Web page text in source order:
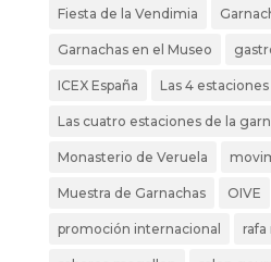
Fiesta de la Vendimia
Garnachas en el Museo
ICEX España Las 4
Las cuatro estaciones de la
Monasterio de Veruela
Muestra de Garnachas OIVE
promoción internacional rafa